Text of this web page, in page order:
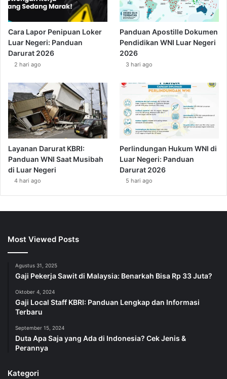
Cara Lapor Penipuan Loker
Luar Negeri: Panduan
Darurat 2026
2 hari ago
Panduan Apostille Dokumen
Pendidikan WNI Luar Negeri
2026
3 hari ago
Layanan Darurat KBRI:
Panduan WNI Saat Musibah
di Luar Negeri
4 hari ago
Perlindungan Hukum WNI di
Luar Negeri: Panduan
Darurat 2026
5 hari ago
Most Viewed Posts
Agustus 31, 2025
Gaji Pekerja Sawit di Malaysia: Benarkah Bisa Rp 33 Juta?
Oktober 4, 2024
Gaji Local Staff KBRI: Panduan Lengkap dan Informasi
Terbaru
September 15, 2024
Duta Apa Saja yang Ada di Indonesia? Cek Jenis &
Perannya
Kategori